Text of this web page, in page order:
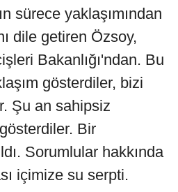
sürece yaklaşımından
dile getiren Özsoy,
Bakanlığı'ndan. Bu
gösterdiler, bizi
Şu an sahipsiz
gösterdiler. Bir
Sorumlular hakkında
içimize su serpti.